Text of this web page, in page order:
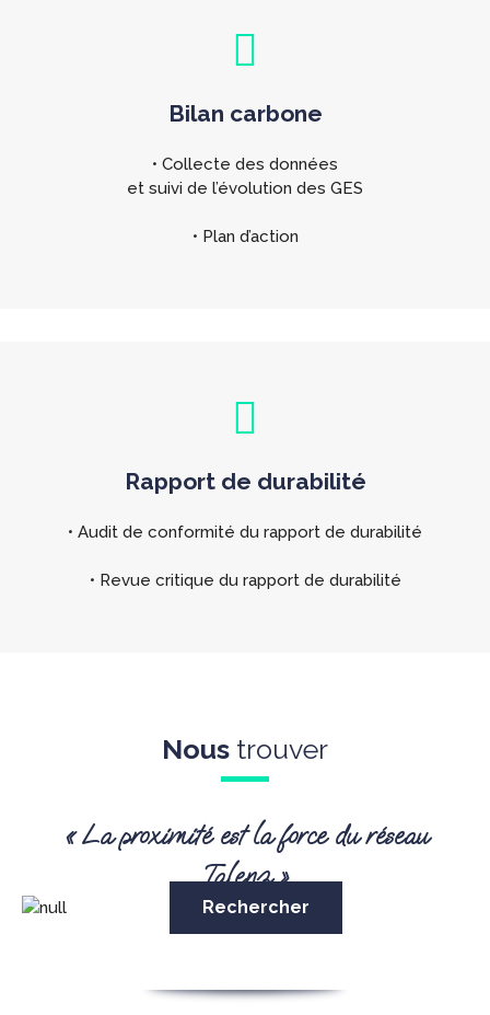
Bilan carbone
• Collecte des données
et suivi de l’évolution des GES
• Plan d’action
Rapport de durabilité
• Audit de conformité du rapport de durabilité
• Revue critique du rapport de durabilité
Nous trouver
« La proximité est la force du réseau
Talenz »
Rechercher